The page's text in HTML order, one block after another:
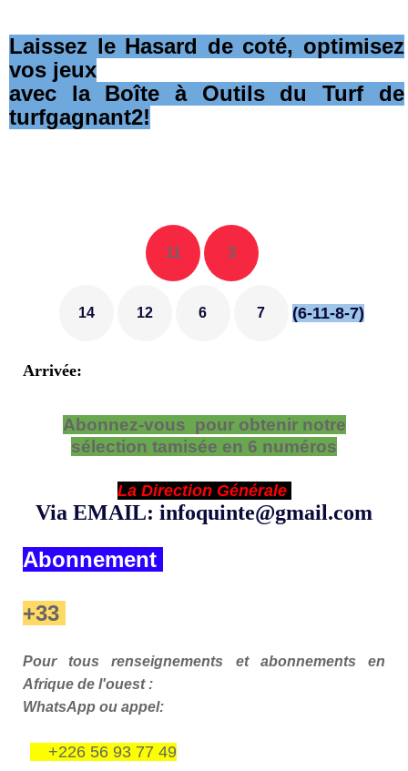
Laissez le Hasard de coté, optimisez
vos jeux
avec la Boîte à Outils du Turf de
turfgagnant2!
11 3
14 12 6 7 (6-11-8-7)
Arrivée:
Abonnez-vous pour obtenir notre
sélection tamisée en 6 numéros
La Direction Générale
Via EMAIL: infoquinte@gmail.com
Abonnement
+33
Pour tous renseignements et abonnements en
Afrique de l'ouest :
WhatsApp ou appel:
+226 56 93 77 49